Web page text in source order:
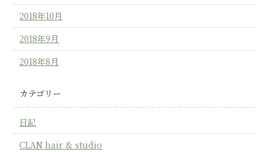
2018年10月
2018年9月
2018年8月
カテゴリー
日記
CLAN hair & studio